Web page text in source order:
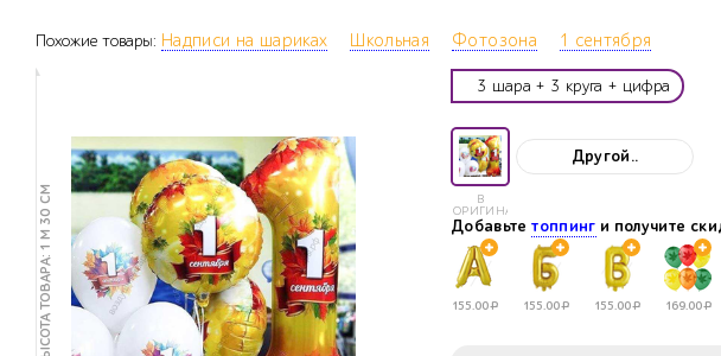
Похожие товары: Надписи на шариках Школьная Фотозона 1 сентября
ВЫСОТА ТОВАРА: 1 М 30 СМ
3 шара + 3 круга + цифра
В
ОРИГИНАЛЕ
Другой..
Добавьтетоппинг и получите
155.00Р 155.00Р 155.00Р 169.00Р